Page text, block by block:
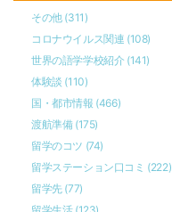
その他 (311)
コロナウイルス関連 (108)
世界の語学学校紹介 (141)
体験談 (110)
国・都市情報 (466)
渡航準備 (175)
留学のコツ (74)
留学ステーション口コミ (222)
留学先 (77)